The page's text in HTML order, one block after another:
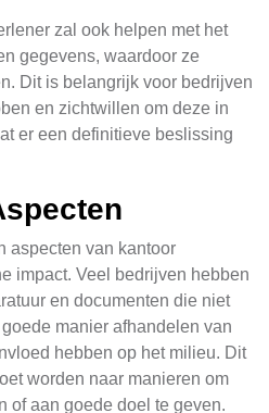
zal ook helpen met het
gegevens, waardoor ze
Dit is belangrijk voor bedrijven
en zichtwillen om deze in
er een definitieve beslissing
aspecten van kantoor
impact. Veel bedrijven hebben
en documenten die niet
manier afhandelen van
hebben op het milieu. Dit
worden naar manieren om
of aan goede doel te geven.